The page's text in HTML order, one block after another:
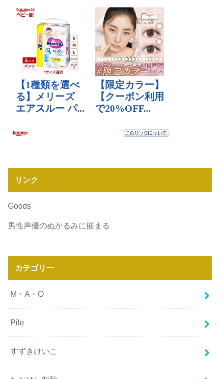
リンク
Goods
男性声優のぬかるみに嵌まる
カテゴリー
M・A・O
Pile
すずきけいこ